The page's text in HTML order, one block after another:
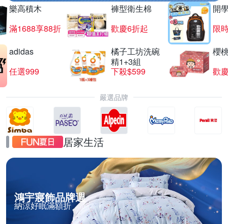
樂高積木
滿1688享88折
褲型衛生棉
歡慶6折起
開
限
adidas
任選999
橘子工坊洗碗
精1+3組
下殺$599
櫻
歡
嚴選品牌
居家生活
鴻宇寢飾品牌週
納涼好眠滿額折